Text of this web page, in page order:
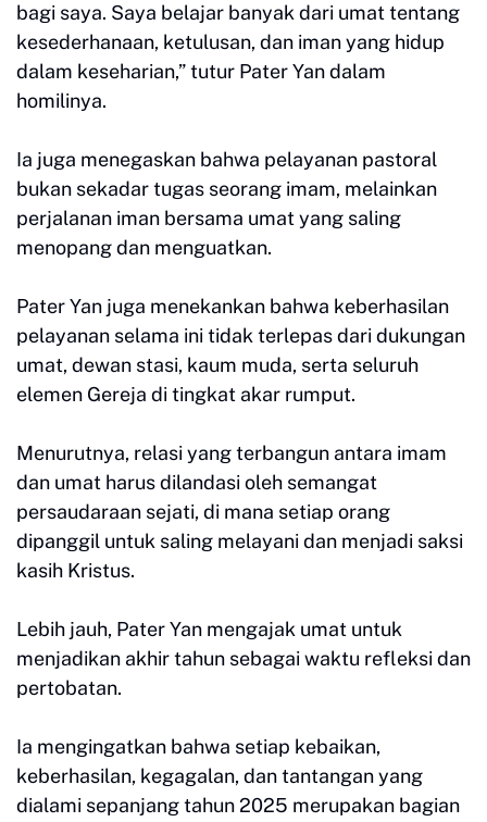
bagi saya. Saya belajar banyak dari umat tentang
kesederhanaan, ketulusan, dan iman yang hidup
dalam keseharian,” tutur Pater Yan dalam
homilinya.
Ia juga menegaskan bahwa pelayanan pastoral
bukan sekadar tugas seorang imam, melainkan
perjalanan iman bersama umat yang saling
menopang dan menguatkan.
Pater Yan juga menekankan bahwa keberhasilan
pelayanan selama ini tidak terlepas dari dukungan
umat, dewan stasi, kaum muda, serta seluruh
elemen Gereja di tingkat akar rumput.
Menurutnya, relasi yang terbangun antara imam
dan umat harus dilandasi oleh semangat
persaudaraan sejati, di mana setiap orang
dipanggil untuk saling melayani dan menjadi saksi
kasih Kristus.
Lebih jauh, Pater Yan mengajak umat untuk
menjadikan akhir tahun sebagai waktu refleksi dan
pertobatan.
Ia mengingatkan bahwa setiap kebaikan,
keberhasilan, kegagalan, dan tantangan yang
dialami sepanjang tahun 2025 merupakan bagian